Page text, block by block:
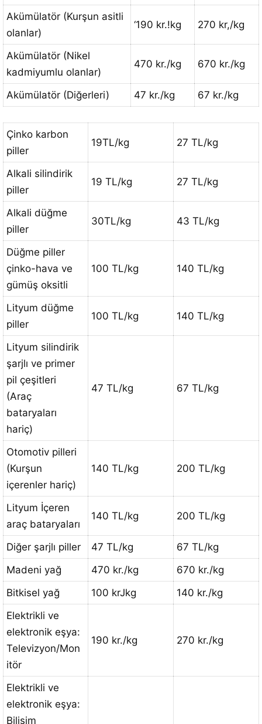
Akümülatör (Kurşun asitli
olanlar)
‘190 kr.!kg 270 kr,/kg
Akümülatör (Nikel
kadmiyumlu olanlar)
470 kr./kg 670 kr./kg
Akümülatör (Diğerleri) 47 kr./kg 67 kr./kg
Çinko karbon
piller
19TL/kg 27 TL/kg
Alkali silindirik
piller
19 TL/kg 27 TL/kg
Alkali düğme
piller
30TL/kg 43 TL/kg
Düğme piller
çinko-hava ve
gümüş oksitli
100 TL/kg 140 TL/kg
Lityum düğme
piller
100 TL/kg 140 TL/kg
Lityum silindirik
şarjlı ve primer
pil çeşitleri
(Araç
bataryaları
hariç)
47 TL/kg 67 TL/kg
Otomotiv pilleri
(Kurşun
içerenler hariç)
140 TL/kg 200 TL/kg
Lityum İçeren
araç bataryaları
140 TL/kg 200 TL/kg
Diğer şarjlı piller 47 TL/kg
67 TL/kg
Madeni yağ
470 kr./kg
670 kr./kg
Bitkisel yağ
100 krJkg
140 kr./kg
Elektrikli ve
elektronik eşya:
Televizyon/Mon
itör
190 kr./kg 270 kr./kg
Elektrikli ve
elektronik eşya:
Bilişim